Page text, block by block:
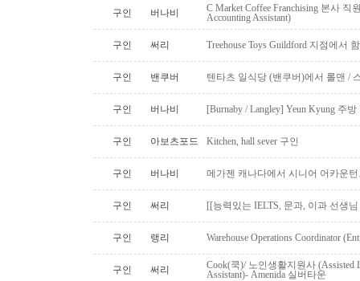
구인 버나비
C Market Coffee Franchising 본사 직
Accounting Assistant)
구인 써리 Treehouse Toys Guildford 지점에서
구인 밴쿠버 텐타츠 일식당 (밴쿠버)에서 롤맨 /
구인 버나비 [Burnaby / Langley] Yeun Kyung 주
구인 아보츠포드 Kitchen, hall sever 구인
구인 버나비 메가젠 캐나다에서 시니어 어카운
구인 써리 [[능력있는 IELTS, 문과, 이과 선생
구인 랭리 Warehouse Operations Coordinator
구인 써리
Cook(쿡)/ 노인생활지원사 (Assisted
Assistant)- Amenida 실버타운